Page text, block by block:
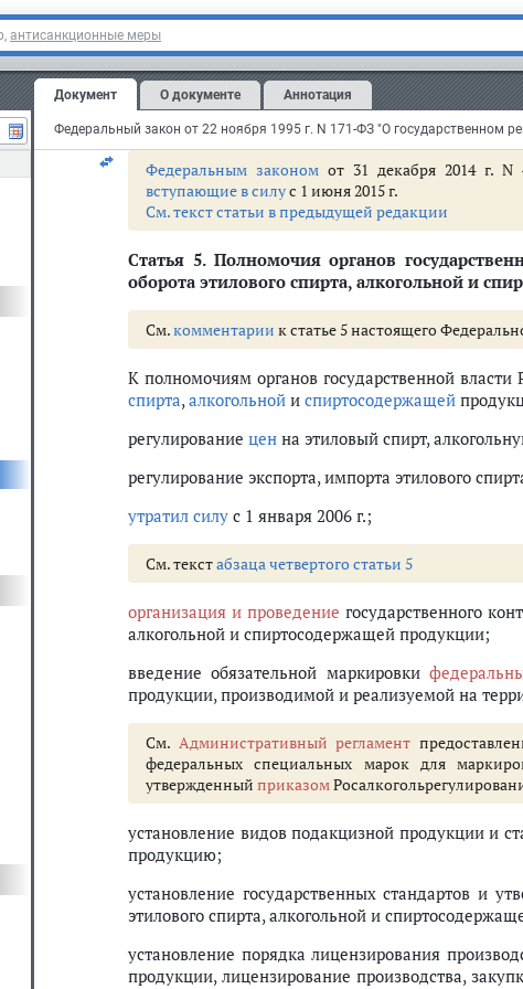
антисанкционные меры
Документ О документе Аннотация
См.комментариик статье 4 настоящего
Государственная монополия на производство
продукции на территории Российской
Федеральным законом от 31 декабря 2014 г.
вступающие в силус 1 июня 2015 г.
См. текст статьи в предыдущей редакции
Статья 5.Полномочия органов
оборота этилового спирта, алкогольной и
См.комментарии к статье 5 настоящего
К полномочиям органов государственной
спирта,алкогольной и спиртосодержащей
регулирование цен на этиловый спирт,
регулирование экспорта, импорта этилового
утратил силу с 1 января 2006 г.;
См. текстабзаца четвертого статьи 5
организация и проведение государственного
алкогольной и спиртосодержащей продукции;
введение обязательной маркировки
продукции, производимой и реализуемой на
См. Административный регламент
федеральных специальных марок для
утвержденный приказом
установление видов подакцизной продукции и
продукцию;
установление государственных стандартов и
этилового спирта, алкогольной и
установление порядка лицензирования
продукции, лицензирование производства,